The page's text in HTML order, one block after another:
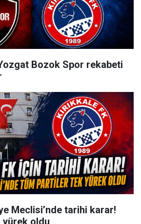
Bozok Spor rekabeti
Meclisi’nde tarihi karar!
oldu